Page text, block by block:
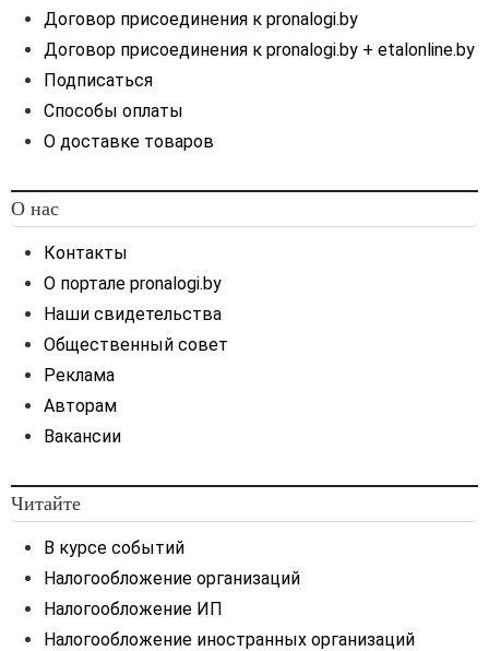
Договор присоединения к pronalogi.by
Договор присоединения к pronalogi.by + etalonline.by
Подписаться
Способы оплаты
О доставке товаров
О нас
Контакты
О портале pronalogi.by
Наши свидетельства
Общественный совет
Реклама
Авторам
Вакансии
Читайте
В курсе событий
Налогообложение организаций
Налогообложение ИП
Налогообложение иностранных организаций